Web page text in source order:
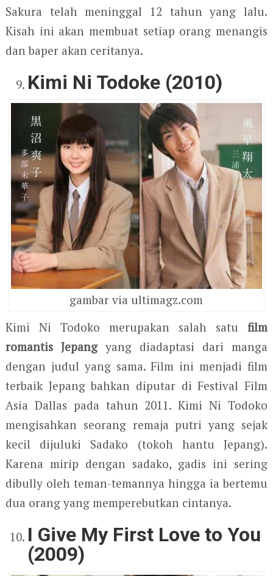
Sakura telah meninggal 12 tahun yang lalu.
Kisah ini akan membuat setiap orang menangis
dan baper akan ceritanya.
Kimi Ni Todoke (2010)
gambar via ultimagz.com
Kimi Ni Todoko merupakan salah satufilm
romantis Jepangyang diadaptasi dari manga
dengan judul yang sama. Film ini menjadi film
terbaik Jepang bahkan diputar di Festival Film
Asia Dallas pada tahun 2011. Kimi Ni Todoko
mengisahkan seorang remaja putri yang sejak
kecil dijuluki Sadako (tokoh hantu Jepang).
Karena mirip dengan sadako, gadis ini sering
dibully oleh teman-temannya hingga ia bertemu
dua orang yang memperebutkan cintanya.
I Give My First Love to You
(2009)